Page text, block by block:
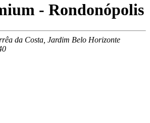
- Rondonópolis
da Costa, Jardim Belo Horizonte